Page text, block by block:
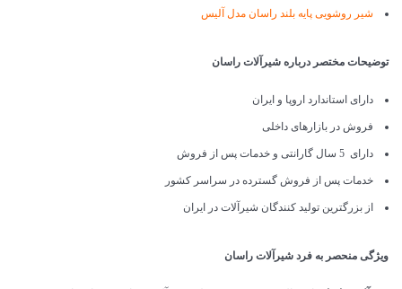
شیر روشویی پایه بلند راسان مدل آلیس
توضیحات مختصر درباره شیرآلات راسان
دارای استاندارد اروپا و ایران
فروش در بازارهای داخلی
دارای 5 سال گارانتی و خدمات پس از فروش
خدمات پس از فروش گسترده در سراسر کشور
از بزرگترین تولید کنندگان شیرآلات در ایران
ویژگی منحصر به فرد شیرآلات راسان